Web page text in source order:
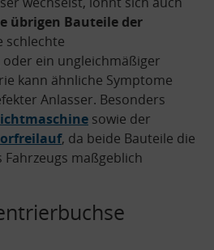
übrigen Bauteile der
schlechte
ein ungleichmäßiger
kann ähnliche Symptome
Anlasser. Besonders
sowie der
, da beide Bauteile die
maßgeblich